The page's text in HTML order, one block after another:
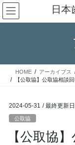
コ
ン
テ
ス
ナ
ビ
ゲ
ン
日本
HOME アーカイブス
【公取協】公取協相談
2024-05-31 / 最終更新
公取協
【公取協